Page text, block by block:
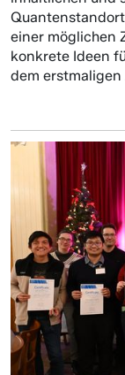
einer möglichen
konkrete Ideen
dem